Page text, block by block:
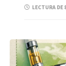
LECTURA DE